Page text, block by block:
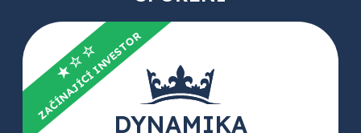
★☆☆
ZAČÍNAJÍCÍ INVESTOR
DYNAMIKA